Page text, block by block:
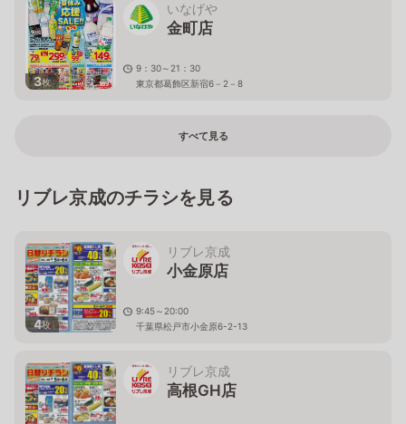
3枚
いなげや
金町店
9：30～21：30
東京都葛飾区新宿6－2－8
すべて見る
リブレ京成のチラシを見る
4枚
リブレ京成
小金原店
9:45～20:00
千葉県松戸市小金原6-2-13
リブレ京成
高根GH店